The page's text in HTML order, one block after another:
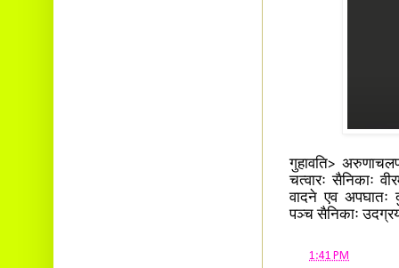
गुहावति>
चत्वारः सैनिकाः
वादने एव अपघातः
पञ्च सैनिकाः
1:41 PM